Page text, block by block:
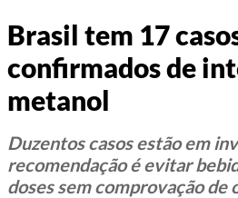
Brasil tem 17
confirmados de
metanol
Duzentos casos estão em
recomendação é evitar
doses sem comprovação de